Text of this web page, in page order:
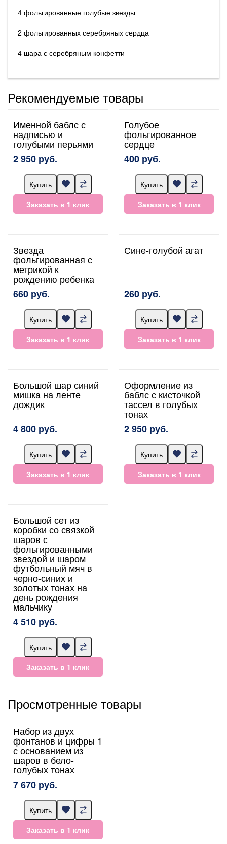
4 фольгированные голубые звезды
2 фольгированных серебряных сердца
4 шара с серебряным конфетти
Рекомендуемые товары
Именной баблс с
надписью и
голубыми перьями
2 950 руб.
Купить
Заказать в 1 клик
Голубое
фольгированное
сердце
400 руб.
Купить
Заказать в 1 клик
Звезда
фольгированная с
метрикой к
рождению ребенка
660 руб.
Купить
Заказать в 1 клик
Сине-голубой агат
260 руб.
Купить
Заказать в 1 клик
Большой шар синий
мишка на ленте
дождик
4 800 руб.
Купить
Заказать в 1 клик
Оформление из
баблс с кисточкой
тассел в голубых
тонах
2 950 руб.
Купить
Заказать в 1 клик
Большой сет из
коробки со связкой
шаров с
фольгированными
звездой и шаром
футбольный мяч в
черно-синих и
золотых тонах на
день рождения
мальчику
4 510 руб.
Купить
Заказать в 1 клик
Просмотренные товары
Набор из двух
фонтанов и цифры 1
с основанием из
шаров в бело-
голубых тонах
7 670 руб.
Купить
Заказать в 1 клик